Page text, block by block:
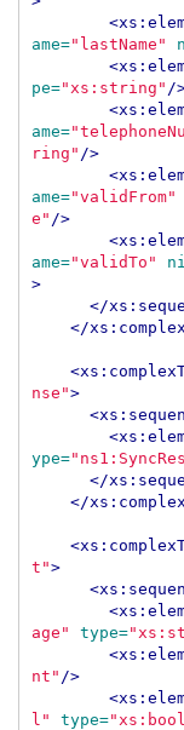
ame="lastName"
pe="xs:string" /
ame=
ring" />
ame="validFrom"
e" />
ame="validTo"
>
</
</
nse">
ype=
</
</
t">
age"
type=
nt" />
l"
type=